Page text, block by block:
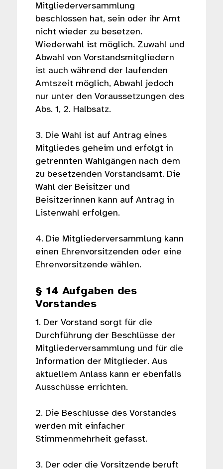
Mitgliederversammlung
beschlossen hat, sein oder ihr Amt
nicht wieder zu besetzen.
Wiederwahl ist möglich. Zuwahl und
Abwahl von Vorstandsmitgliedern
ist auch während der laufenden
Amtszeit möglich, Abwahl jedoch
nur unter den Voraussetzungen des
Abs. 1, 2. Halbsatz.
3. Die Wahl ist auf Antrag eines
Mitgliedes geheim und erfolgt in
getrennten Wahlgängen nach dem
zu besetzenden Vorstandsamt. Die
Wahl der Beisitzer und
Beisitzerinnen kann auf Antrag in
Listenwahl erfolgen.
4. Die Mitgliederversammlung kann
einen Ehrenvorsitzenden oder eine
Ehrenvorsitzende wählen.
§ 14 Aufgaben des
Vorstandes
1. Der Vorstand sorgt für die
Durchführung der Beschlüsse der
Mitgliederversammlung und für die
Information der Mitglieder. Aus
aktuellem Anlass kann er ebenfalls
Ausschüsse errichten.
2. Die Beschlüsse des Vorstandes
werden mit einfacher
Stimmenmehrheit gefasst.
3. Der oder die Vorsitzende beruft